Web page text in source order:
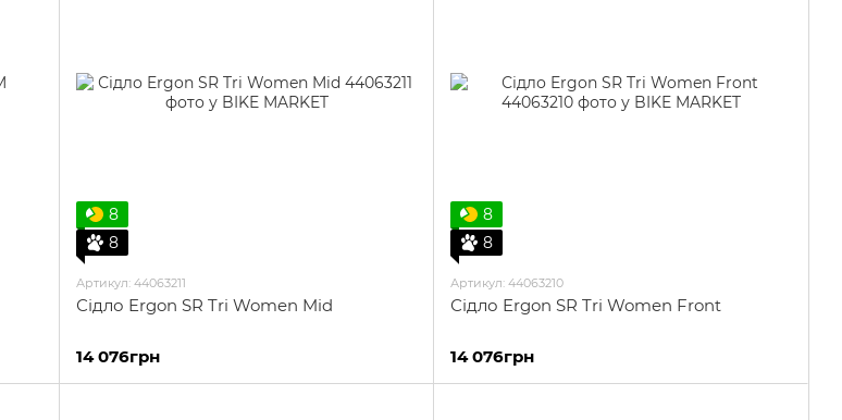
8
8
Артикул: 44063211
Сідло Ergon SR Tri Women Mid
14 076грн
8
8
Артикул: 44063210
Сідло Ergon SR Tri Women Front
14 076грн